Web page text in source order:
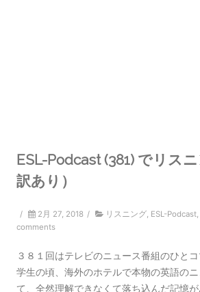
ESL-Podcast (381) でリス
訳あり）
/ 2月 27, 2018 / リスニング, ESL-Podcast,
comments
３８１回はテレビのニュース番組のひと
学生の頃、海外のホテルで本物の英語の
て、全然理解できなくて落ち込んだ記憶